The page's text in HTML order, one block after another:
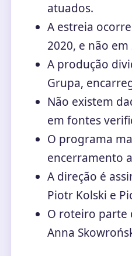
atuados.
A estreia
2020, e não
A produção
Grupa,
Não existem
em fontes
O programa
encerramento
A direção é
Piotr Kolski e
O roteiro parte
Anna